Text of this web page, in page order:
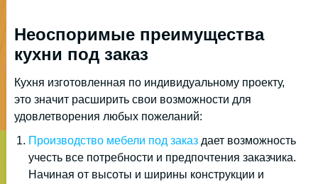
Неоспоримые преимущества
кухни под заказ
Кухня изготовленная по индивидуальному проекту,
это значит расширить свои возможности для
удовлетворения любых пожеланий:
Производство мебели под заказ дает возможность
учесть все потребности и предпочтения заказчика.
Начиная от высоты и ширины конструкции и